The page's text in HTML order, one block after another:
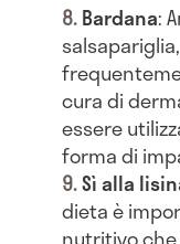
Bardana:
cura di
essere
forma di
Sì alla
dieta è